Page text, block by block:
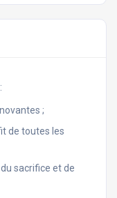
;
de toutes les
sacrifice et de